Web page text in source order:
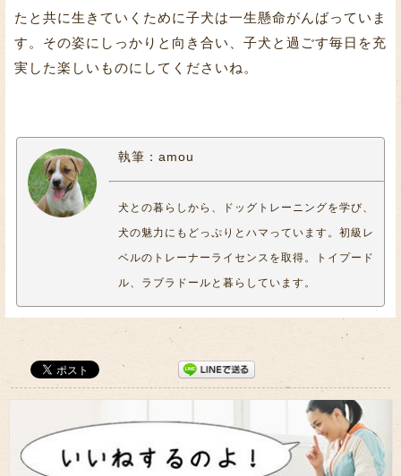
たと共に生きていくために子犬は一生懸命がんばっていま
す。その姿にしっかりと向き合い、子犬と過ごす毎日を充
実した楽しいものにしてくださいね。
執筆：amou
犬との暮らしから、ドッグトレーニングを学び、
犬の魅力にもどっぷりとハマっています。初級レ
ベルのトレーナーライセンスを取得。トイプード
ル、ラブラドールと暮らしています。